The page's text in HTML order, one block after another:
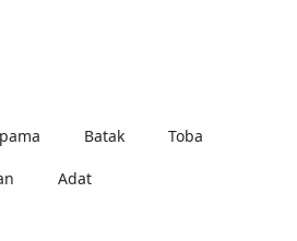
Batak Toba
Adat